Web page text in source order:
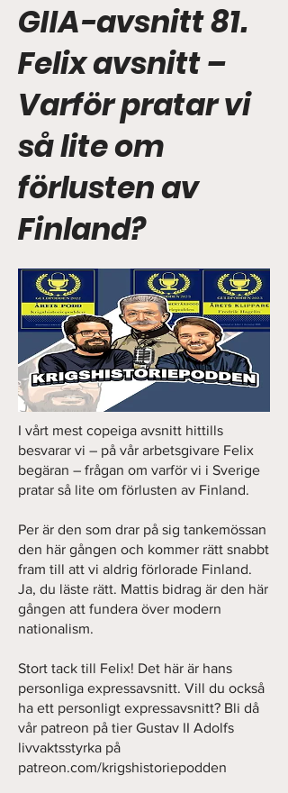
GIIA-avsnitt 81.
Felix avsnitt –
Varför pratar vi
så lite om
förlusten av
Finland?
I vårt mest copeiga avsnitt hittills
besvarar vi – på vår arbetsgivare Felix
begäran – frågan om varför vi i Sverige
pratar så lite om förlusten av Finland.
Per är den som drar på sig tankemössan
den här gången och kommer rätt snabbt
fram till att vi aldrig förlorade Finland.
Ja, du läste rätt. Mattis bidrag är den här
gången att fundera över modern
nationalism.
Stort tack till Felix! Det här är hans
personliga expressavsnitt. Vill du också
ha ett personligt expressavsnitt? Bli då
vår patreon på tier Gustav II Adolfs
livvaktsstyrka på
patreon.com/krigshistoriepodden